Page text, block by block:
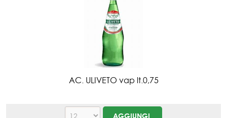
AC. ULIVETO vap lt.0,75